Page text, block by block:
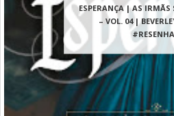
ESPERANÇA | AS IRMÃS
– VOL. 04 |
#RESENHA